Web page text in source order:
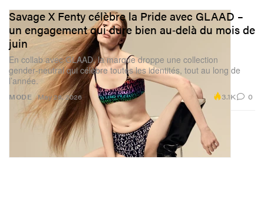
MODE
Savage X Fenty célèbre la Pride avec GLAAD –
un engagement qui dure bien au‑delà du mois de
juin
En collab avec GLAAD, la marque droppe une collection
gender‑neutral qui célèbre toutes les identités, tout au long de
l’année.
May 28, 2026 3.1K 0